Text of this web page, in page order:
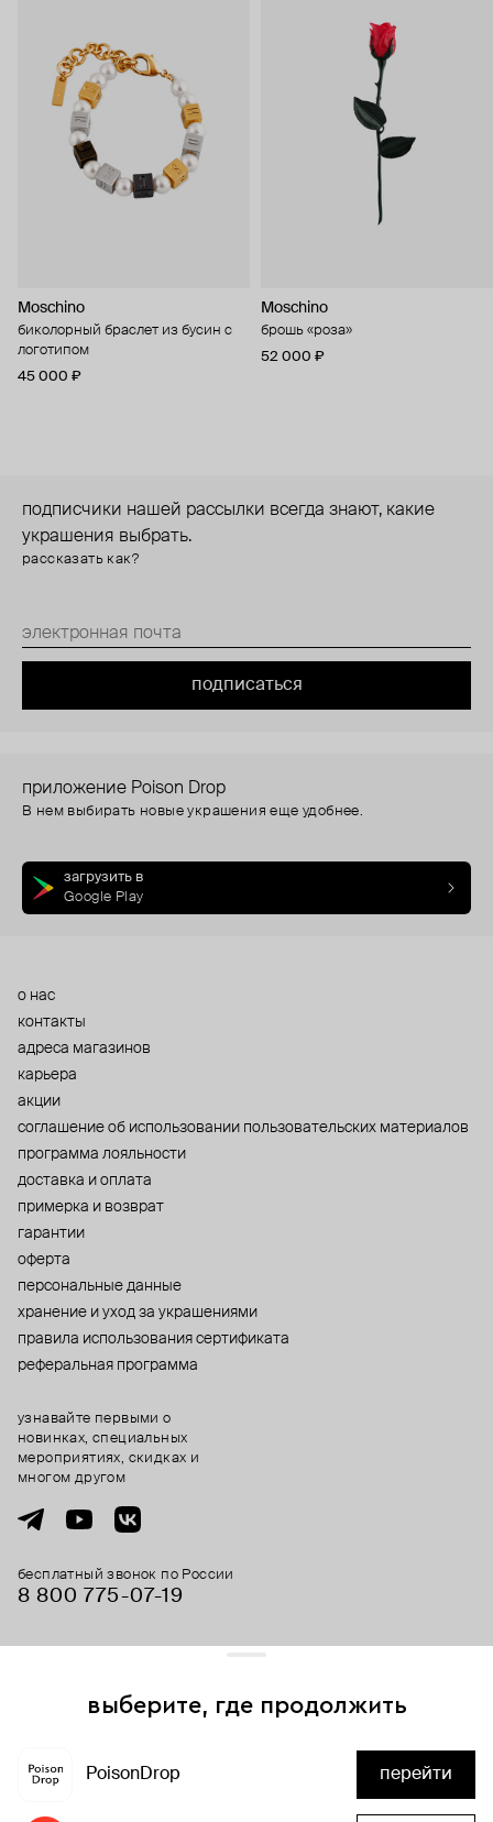
Moschino
биколорный браслет из бусин с
логотипом
45 000 ₽
Moschino
брошь «роза»
52 000 ₽
подписчики нашей рассылки всегда знают, какие
украшения выбрать.
рассказать как?
подписаться
приложение Poison Drop
В нем выбирать новые украшения еще удобнее.
загрузить в
Google Play
о нас
контакты
адреса магазинов
карьера
акции
cоглашение об использовании пользовательских материалов
программа лояльности
доставка и оплата
примерка и возврат
гарантии
оферта
персональные данные
хранение и уход за украшениями
правила использования сертификата
реферальная программа
бесплатный звонок по России
8 800 775⁠-07⁠-19
узнавайте первыми о
новинках, специальных
мероприятиях, скидках и
многом другом
выберите, где продолжить
PoisonDrop перейти
и сервисы аналитики. Продолжая его использование,
вы соглашаетесь с нашим